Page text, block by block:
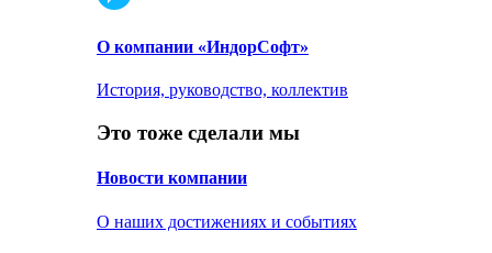
О компании «ИндорСофт»
История, руководство, коллектив
Это тоже сделали мы
Новости компании
О наших достижениях и событиях